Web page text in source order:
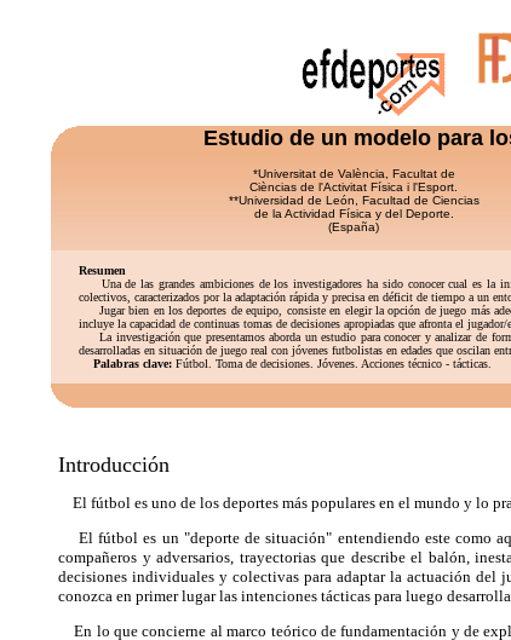
Estudio de un modelo para
*Universitat de València, Facultat de
Cièncias de l'Activitat Física i l'Esport.
**Universidad de León, Facultad de Ciencias
de la Actividad Física y del Deporte.
(España)
Resumen
Una de las grandes ambiciones de los investigadores ha sido conocer cual es la
colectivos, caracterizados por la adaptación rápida y precisa en déficit de tiempo a un
Jugar bien en los deportes de equipo, consiste en elegir la opción de juego más
incluye la capacidad de continuas tomas de decisiones apropiadas que afronta el
La investigación que presentamos aborda un estudio para conocer y analizar de
desarrolladas en situación de juego real con jóvenes futbolistas en edades que oscilan
Palabras clave:Fútbol. Toma de decisiones. Jóvenes. Acciones técnico - tácticas.
Introducción
El fútbol es uno de los deportes más populares en el mundo y lo
El fútbol es un "deporte de situación" entendiendo este como
compañeros y adversarios, trayectorias que describe el balón,
decisiones individuales y colectivas para adaptar la actuación del
conozca en primer lugar las intenciones tácticas para luego
En lo que concierne al marco teórico de fundamentación y de